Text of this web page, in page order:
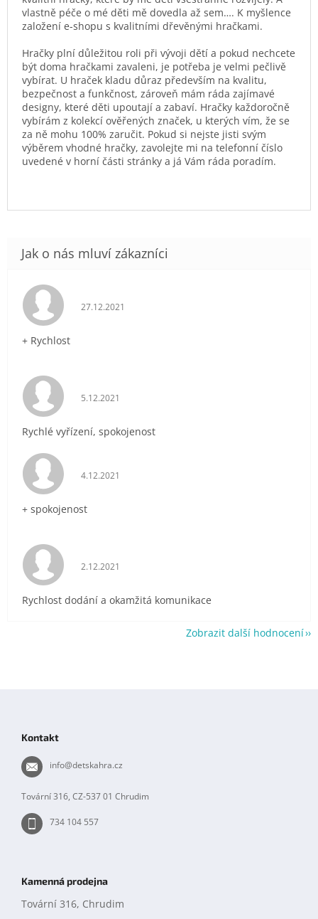
vlastně péče o mé děti mě dovedla až sem…. K myšlence
založení e-shopu s kvalitními dřevěnými hračkami.
Hračky plní důležitou roli při vývoji dětí a pokud nechcete
být doma hračkami zavaleni, je potřeba je velmi pečlivě
vybírat. U hraček kladu důraz především na kvalitu,
bezpečnost a funkčnost, zároveň mám ráda zajímavé
designy, které děti upoutají a zabaví. Hračky každoročně
vybírám z kolekcí ověřených značek, u kterých vím, že se
za ně mohu 100% zaručit. Pokud si nejste jisti svým
výběrem vhodné hračky, zavolejte mi na telefonní číslo
uvedené v horní části stránky a já Vám ráda poradím.
Hodnocení obchodu je 5 z 5 hvězdiček.
27.12.2021
+ Rychlost
Hodnocení obchodu je 5 z 5 hvězdiček.
5.12.2021
Rychlé vyřízení, spokojenost
Hodnocení obchodu je 5 z 5 hvězdiček.
4.12.2021
+ spokojenost
Hodnocení obchodu je 5 z 5 hvězdiček.
2.12.2021
Rychlost dodání a okamžitá komunikace
Zobrazit další hodnocení
Kontakt
info@detskahra.cz
Tovární 316, CZ-537 01 Chrudim
734 104 557
Kamenná prodejna
Tovární 316, Chrudim